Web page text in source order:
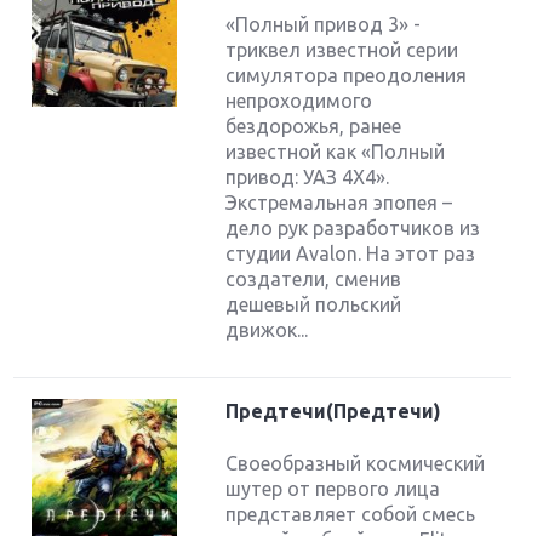
«Полный привод 3» -
триквел известной серии
симулятора преодоления
непроходимого
бездорожья, ранее
известной как «Полный
привод: УАЗ 4Х4».
Экстремальная эпопея –
дело рук разработчиков из
студии Avalon. На этот раз
создатели, сменив
дешевый польский
движок...
Предтечи(Предтечи)
Своеобразный космический
шутер от первого лица
представляет собой смесь